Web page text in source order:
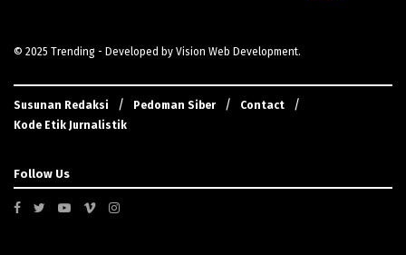
© 2025 Trending - Developed by Vision Web Development.
Susunan Redaksi Pedoman Siber
Contact
Kode Etik Jurnalistik
Follow Us